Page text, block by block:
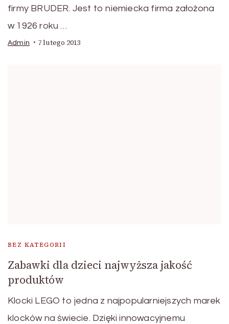
firmy BRUDER. Jest to niemiecka firma założona
w 1926 roku …
Admin 7 lutego 2013
BEZ KATEGORII
Zabawki dla dzieci najwyższa jakość
produktów
Klocki LEGO to jedna z najpopularniejszych marek
klocków na świecie. Dzięki innowacyjnemu